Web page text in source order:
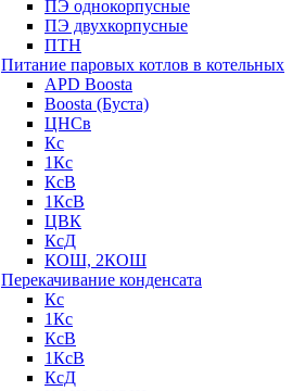
ПЭ однокорпусные
ПЭ двухкорпусные
ПТН
Питание паровых котлов в котельных
APD Boosta
Boosta (Буста)
ЦНСв
Кс
1Кс
КсВ
1КсВ
ЦВК
КсД
КОШ, 2КОШ
Перекачивание конденсата
Кс
1Кс
КсВ
1КсВ
КсД